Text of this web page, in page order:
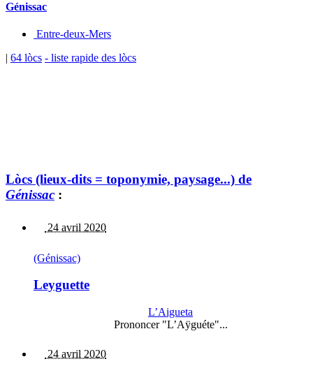
Génissac
Entre-deux-Mers
| 64 lòcs - liste rapide des lòcs
Lòcs (lieux-dits = toponymie, paysage...) de
Génissac :
24 avril 2020
(Génissac)
Leyguette
L’Aigueta
Prononcer "L’Aÿguéte"...
24 avril 2020